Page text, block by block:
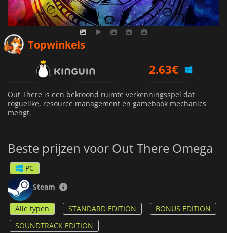
Topwinkels
3.19€
2.77€
Out There is een bekroond ruimte verkenningsspel dat
roguelike, resource management en gamebook mechanics
mengt.
Beste prijzen voor Out There Omega
PC
Steam
Alle typen STANDARD EDITION
BONUS EDITION
SOUNDTRACK EDITION